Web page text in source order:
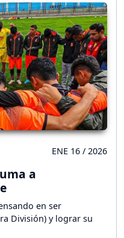
ENE 16 / 2026
a
en ser
División) y lograr su